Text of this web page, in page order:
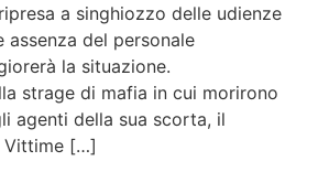
a singhiozzo delle udienze
del personale
la situazione.
strage di mafia in cui morirono
agenti della sua scorta, il
Vittime […]